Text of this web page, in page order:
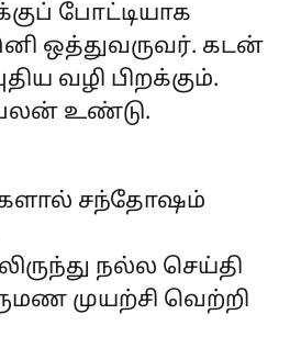
போட்டியாக
ஒத்துவருவர். கடன்
வழி பிறக்கும்.
உண்டு.
சந்தோஷம்
நல்ல செய்தி
முயற்சி வெற்றி